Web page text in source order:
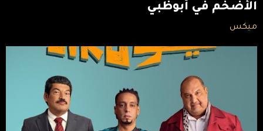
الأضخم في أبوظبي
ميكس